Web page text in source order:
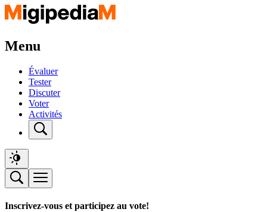
Menu
Évaluer
Tester
Discuter
Voter
Activités
Inscrivez-vous et participez au vote!